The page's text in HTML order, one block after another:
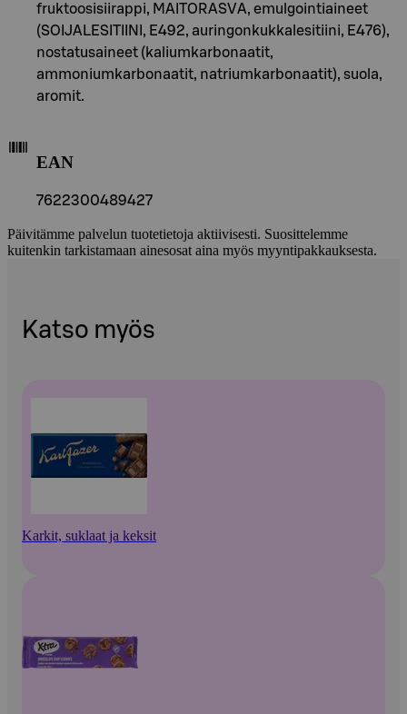
fruktoosisiirappi, MAITORASVA, emulgointiaineet
(SOIJALESITIINI, E492, auringonkukkalesitiini, E476),
nostatusaineet (kaliumkarbonaatit,
ammoniumkarbonaatit, natriumkarbonaatit), suola,
aromit.
EAN
7622300489427
Päivitämme palvelun tuotetietoja aktiivisesti. Suosittelemme
kuitenkin tarkistamaan ainesosat aina myös myyntipakkauksesta.
Katso myös
Karkit, suklaat ja keksit